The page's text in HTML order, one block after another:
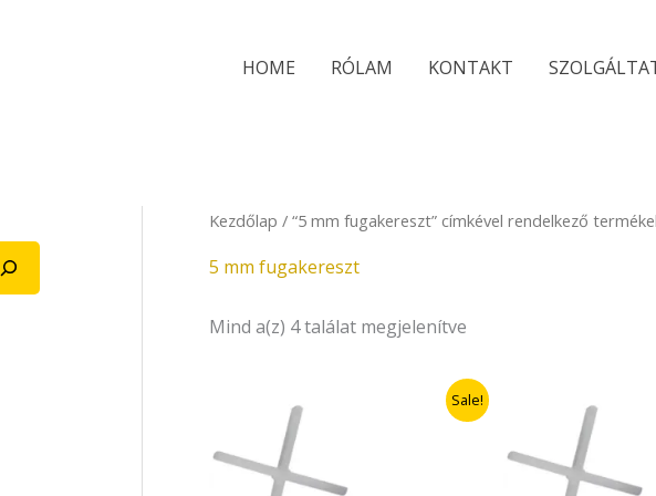
HOME RÓLAM KONTAKT
Kezdőlap / “5 mm fugakereszt” címkével rendelkező
5 mm fugakereszt
Mind a(z) 4 találat megjelenítve
Sale!
price
was:
490Ft.
price
is:
price
was:
490Ft.
price
is: